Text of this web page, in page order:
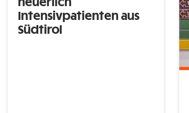
neuerlich
Intensivpatienten aus
Südtirol